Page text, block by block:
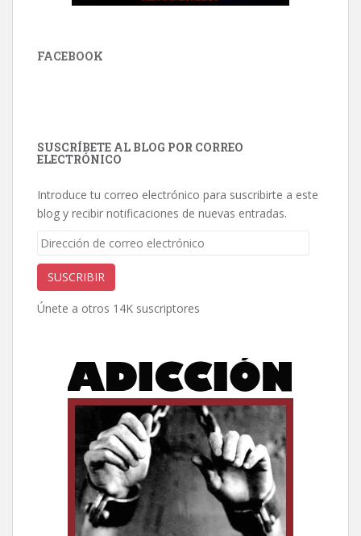
FACEBOOK
SUSCRÍBETE AL BLOG POR CORREO
ELECTRÓNICO
Introduce tu correo electrónico para suscribirte a este
blog y recibir notificaciones de nuevas entradas.
Dirección
correo
electrónico
SUSCRIBIR
Únete a otros 14K suscriptores